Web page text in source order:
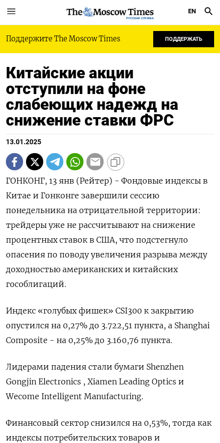
РУССКАЯ СЛУЖБА
EN
Поддержите The Moscow Times ПОДДЕРЖАТЬ
Китайские акции
отступили на фоне
слабеющих надежд на
снижение ставки ФРС
13.01.2025
ГОНКОНГ, 13 янв (Рейтер) - Фондовые индексы в
Китае и Гонконге завершили сессию
понедельника на отрицательной территории:
трейдеры уже не рассчитывают на снижение
процентных ставок в США, что подстегнуло
опасения по поводу увеличения разрыва между
доходностью американских и китайских
гособлигаций.
Индекс «голубых фишек» CSI300 к закрытию
опустился на 0,27% до 3.722,51 пункта, а Shanghai
Composite - на 0,25% до 3.160,76 пункта.
Лидерами падения стали бумаги Shenzhen
Gongjin Electronics , Xiamen Leading Optics и
Wecome Intelligent Manufacturing.
Финансовый сектор снизился на 0,53%, тогда как
индексы потребительских товаров и